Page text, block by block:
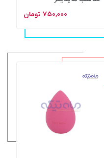
۷۵۰,۰۰۰ تومان